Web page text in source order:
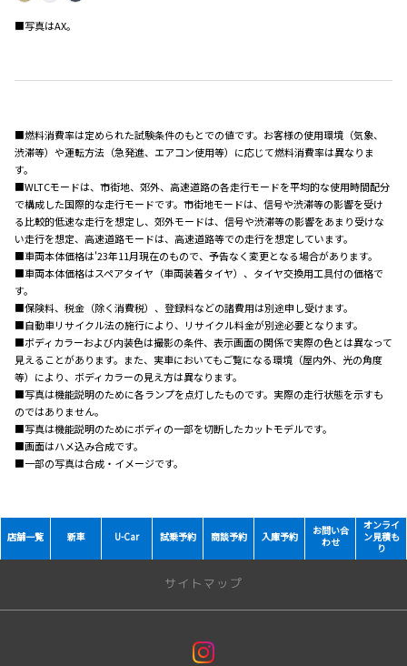
■写真はAX。
■燃料消費率は定められた試験条件のもとでの値です。お客様の使用環境（気象、
渋滞等）や運転方法（急発進、エアコン使用等）に応じて燃料消費率は異なりま
す。
■WLTCモードは、市街地、郊外、高速道路の各走行モードを平均的な使用時間配分
で構成した国際的な走行モードです。市街地モードは、信号や渋滞等の影響を受け
る比較的低速な走行を想定し、郊外モードは、信号や渋滞等の影響をあまり受けな
い走行を想定、高速道路モードは、高速道路等での走行を想定しています。
■車両本体価格は'23年11月現在のもので、予告なく変更となる場合があります。
■車両本体価格はスペアタイヤ（車両装着タイヤ）、タイヤ交換用工具付の価格で
す。
■保険料、税金（除く消費税）、登録料などの諸費用は別途申し受けます。
■自動車リサイクル法の施行により、リサイクル料金が別途必要となります。
■ボディカラーおよび内装色は撮影の条件、表示画面の関係で実際の色とは異なって
見えることがあります。また、実車においてもご覧になる環境（屋内外、光の角度
等）により、ボディカラーの見え方は異なります。
■写真は機能説明のために各ランプを点灯したものです。実際の走行状態を示すも
のではありません。
■写真は機能説明のためにボディの一部を切断したカットモデルです。
■画面はハメ込み合成です。
■一部の写真は合成・イメージです。
店舗一覧 新車 U-Car 試乗予約 商談予約 入庫予約
お問い合
わせ
オンライ
ン見積も
り
サイトマップ